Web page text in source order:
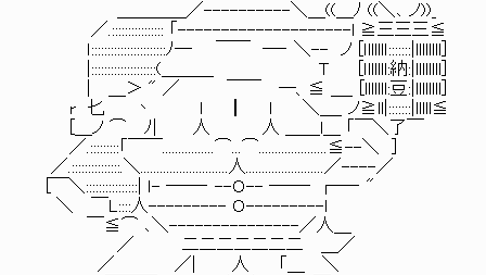
＿＿＿＿／----------＼＿((＿ﾉ ((＼､ ノ))_
／.:::::::::::::::: 「--------------------l ≧三三三≦
ｌ:::::::::::::::::::::::ﾉ― ￣￣ ―‐ ＼-- ノ [ｌlllllｌ:::::::|llllllll]
|::::::::::::::::::::(＿＿＿ T [ｌllllll:納:|llllllll]
| ＿＞ " ／ ￣￣ ―、≦ ＿_ [lllllll:豆:|llllllll]
r 匕 丶 ｌ ┃ ｌ ＼＿_ ノ≧ll|:::::::|lllll≦
[＿ノ ⌒ ﾉ| 人 人 ＿＿l＿ 「￣＼了￣
／.:::::::::「￣￣................⌒...⌒.....................≦--＼ ]
／.:::::::::::::::.＼...........................人........................／----／
[￣＼::::::::::::::::| ｌ- ――‐ --Ｏ-- ――‐ ┌―‐ "
＼ ￣L::::人--------- Ｏ---------l
￣≦⌒ ､＼---------------／人＿
／ 二二二二二二二 ＿／
／ ／| 人 「＿ ＼